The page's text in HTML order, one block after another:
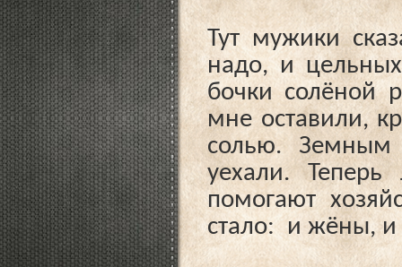
Тут мужики
надо, и
бочки солёной
мне оставили,
солью. Земным
уехали.
помогают
стало: и жёны, и